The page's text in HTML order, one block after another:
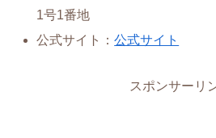
1号1番地
公式サイト：公式サイト
スポンサーリ